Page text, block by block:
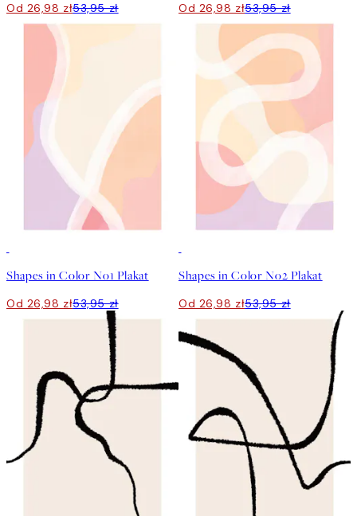
Od 26,98 zł53,95 zł Od 26,98 zł53,95 zł
Shapes in Color No1 Plakat
Od 26,98 zł53,95 zł
Shapes in Color No2 Plakat
Od 26,98 zł53,95 zł